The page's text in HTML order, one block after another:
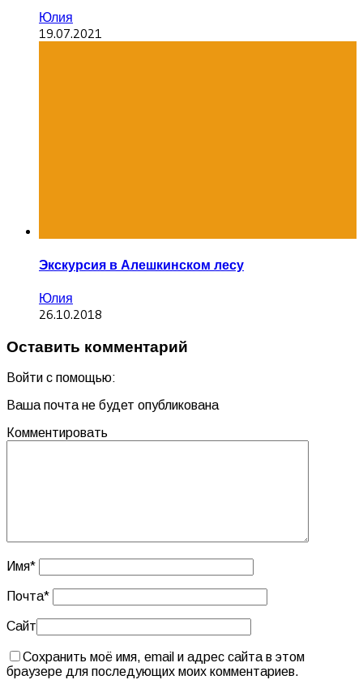
Юлия
19.07.2021
Экскурсия в Алешкинском лесу
Юлия
26.10.2018
Оставить комментарий
Войти с помощью:
Ваша почта не будет опубликована
Комментировать
Имя*
Почта*
Сайт
Сохранить моё имя, email и адрес сайта в этом
браузере для последующих моих комментариев.